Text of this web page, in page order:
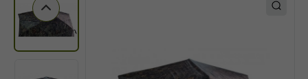
Предыдущий слайд